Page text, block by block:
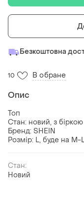
Безкоштовна
10 В обране
Опис
Топ
Стан: новий, з біркою
Бренд: SHEIN
Розмір: L, буде на M-
Стан:
Новий